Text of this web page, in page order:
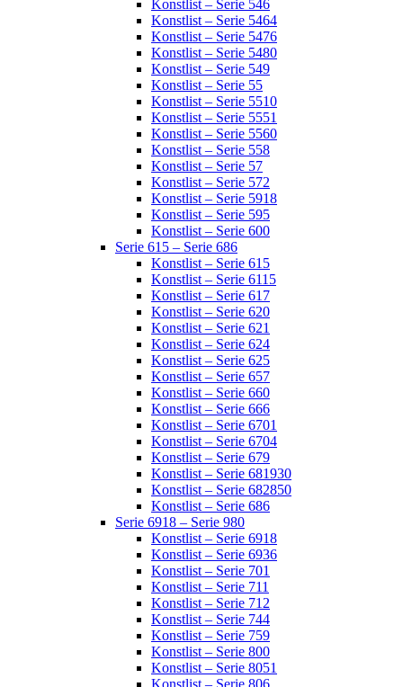
Konstlist – Serie 546
Konstlist – Serie 5464
Konstlist – Serie 5476
Konstlist – Serie 5480
Konstlist – Serie 549
Konstlist – Serie 55
Konstlist – Serie 5510
Konstlist – Serie 5551
Konstlist – Serie 5560
Konstlist – Serie 558
Konstlist – Serie 57
Konstlist – Serie 572
Konstlist – Serie 5918
Konstlist – Serie 595
Konstlist – Serie 600
Serie 615 – Serie 686
Konstlist – Serie 615
Konstlist – Serie 6115
Konstlist – Serie 617
Konstlist – Serie 620
Konstlist – Serie 621
Konstlist – Serie 624
Konstlist – Serie 625
Konstlist – Serie 657
Konstlist – Serie 660
Konstlist – Serie 666
Konstlist – Serie 6701
Konstlist – Serie 6704
Konstlist – Serie 679
Konstlist – Serie 681930
Konstlist – Serie 682850
Konstlist – Serie 686
Serie 6918 – Serie 980
Konstlist – Serie 6918
Konstlist – Serie 6936
Konstlist – Serie 701
Konstlist – Serie 711
Konstlist – Serie 712
Konstlist – Serie 744
Konstlist – Serie 759
Konstlist – Serie 800
Konstlist – Serie 8051
Konstlist – Serie 806